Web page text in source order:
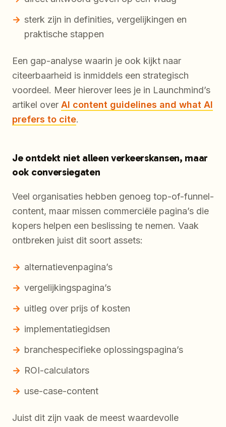
sterk zijn in definities, vergelijkingen en
praktische stappen
Een gap-analyse waarin je ook kijkt naar
citeerbaarheid is inmiddels een strategisch
voordeel. Meer hierover lees je in Launchmind’s
artikel over AI content guidelines and what AI
prefers to cite.
Je ontdekt niet alleen verkeerskansen, maar
ook conversiegaten
Veel organisaties hebben genoeg top-of-funnel-
content, maar missen commerciële pagina’s die
kopers helpen een beslissing te nemen. Vaak
ontbreken juist dit soort assets:
alternatievenpagina’s
vergelijkingspagina’s
uitleg over prijs of kosten
implementatiegidsen
branchespecifieke oplossingspagina’s
ROI-calculators
use-case-content
Juist dit zijn vaak de meest waardevolle